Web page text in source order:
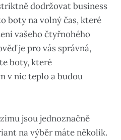
dodržovat business
boty na volný čas, které
vašeho čtyřnohého
je pro vás správná,
boty, které
v nic teplo a budou
jsou jednoznačně
na výběr máte několik.